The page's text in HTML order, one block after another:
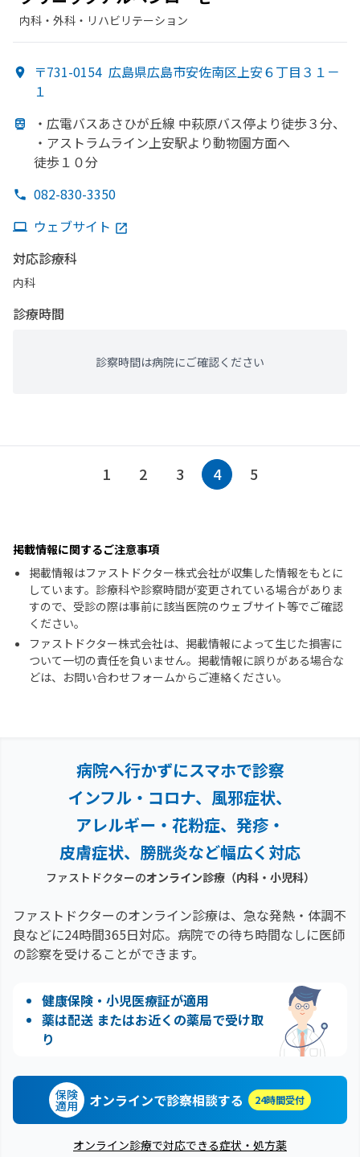
内科・​外科・​リハビリテーション
〒731-0154 広島県広島市安佐南区上安６丁目３１－
１
・ 広電バスあさひが丘線 中萩原バス停より徒歩３分、
・アストラムライン上安駅より動物園方面へ
徒歩１０分
082-830-3350
ウェブサイト
対応診療科
内科
診療時間
診察時間は病院にご確認ください
1 2 3 4 5
掲載情報に関するご注意事項
掲載情報はファストドクター株式会社が収集した情報をもとに
しています。診療科や診察時間が変更されている場合がありま
すので、受診の際は事前に該当医院のウェブサイト等でご確認
ください。
ファストドクター株式会社は、掲載情報によって生じた損害に
ついて一切の責任を負いません。掲載情報に誤りがある場合な
どは、お問い合わせフォームからご連絡ください。
病院へ行かずにスマホで診察
インフル・コロナ、風邪症状、
アレルギー・花粉症、 発疹・
皮膚症状、膀胱炎など幅広く対応
ファストドクターのオンライン診療（内科・小児科）
ファストドクターのオンライン診療は、急な発熱・体調不
良などに24時間365日対応。 病院での待ち時間なしに医師
の診察を受けることができます。
健康保険・小児医療証が適用
薬は配送 またはお近くの薬局で受け取
り
保険
適用 オンラインで診察相談する 24時間受付
オンライン診療で対応できる症状・処方薬